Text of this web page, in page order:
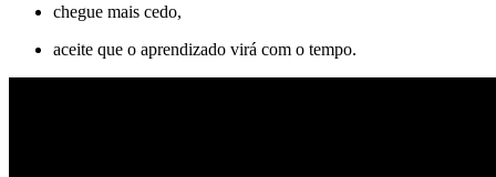
chegue mais cedo,
aceite que o aprendizado virá com o tempo.